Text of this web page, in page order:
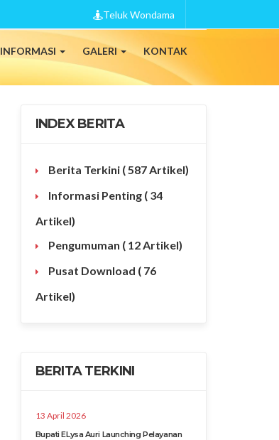
Teluk Wondama
INFORMASI GALERI KONTAK
INDEX BERITA
Berita Terkini ( 587 Artikel)
Informasi Penting ( 34
Artikel)
Pengumuman ( 12 Artikel)
Pusat Download ( 76
Artikel)
BERITA TERKINI
13 April 2026
Bupati ELysa Auri Launching Pelayanan